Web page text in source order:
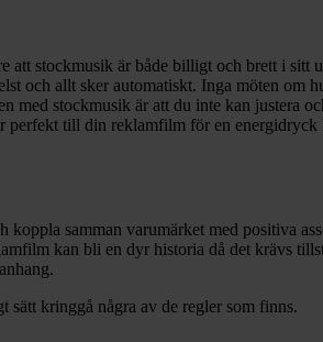
stockmusik är både billigt och brett i sitt
och allt sker automatiskt. Inga möten om
med stockmusik är att du inte kan justera
perfekt till din reklamfilm för en
samman varumärket med positiva
kan bli en dyr historia då det krävs
sätt kringgå några av de regler som finns.